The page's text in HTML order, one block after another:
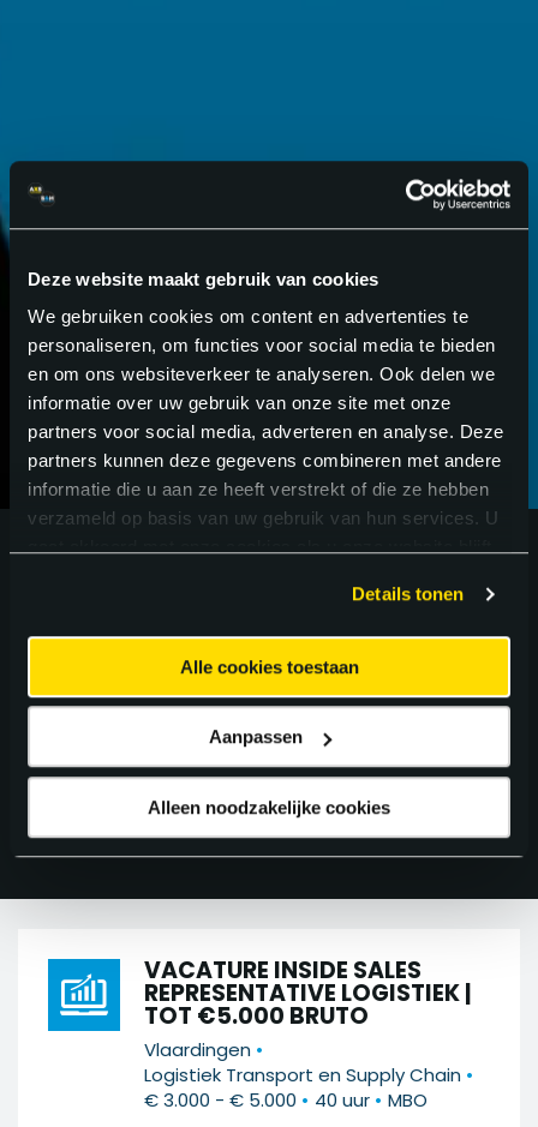
Deze website maakt gebruik van cookies
We gebruiken cookies om content en advertenties te
personaliseren, om functies voor social media te bieden
en om ons websiteverkeer te analyseren. Ook delen we
informatie over uw gebruik van onze site met onze
partners voor social media, adverteren en analyse. Deze
partners kunnen deze gegevens combineren met andere
informatie die u aan ze heeft verstrekt of die ze hebben
verzameld op basis van uw gebruik van hun services. U
Details tonen
Alle cookies toestaan
Aanpassen
Alleen noodzakelijke cookies
GA VOOR
BETER.
ZOEK IN 283
VACATURES
FILTER 283 RESULTATEN
VACATURE INSIDE SALES
REPRESENTATIVE LOGISTIEK |
TOT €5.000 BRUTO
Vlaardingen •
Logistiek Transport en Supply Chain •
€ 3.000 - € 5.000 • 40 uur • MBO